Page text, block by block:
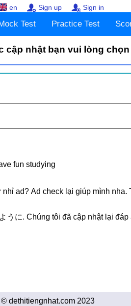
en Sign up Sign in
Test Practice Test
cập nhật bạn vui lòng chọn
fun studying
ad? Ad check lại giúp mình nha.
うに. Chúng tôi đã cập nhật lại
dethitiengnhat.com 2023